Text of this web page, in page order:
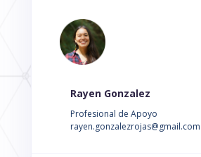
Rayen Gonzalez
Profesional de Apoyo
rayen.gonzalezrojas@gmail.com